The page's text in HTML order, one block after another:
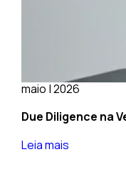
maio | 2026
Due Diligence na
Leia mais